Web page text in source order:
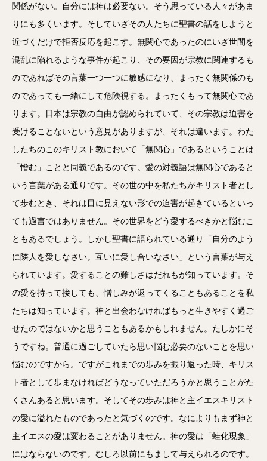
関係がない。自分には神は必要ない。そう思っている人々があま
りにも多くいます。そしていざその人たちに聖書の話をしようと
近づくだけで拒否反応を起こす。無関心であったのにいざ世間を
混乱に陥れるような事件が起こり、その要因が宗教に関連するも
のであればその言葉一つ一つに敏感になり、まったく無関係のも
のであっても一緒にして危険視する。まったくもって無関心であ
ります。日本は宗教の自由が認められていて、その宗教は迫害を
受けることないという意見がありますが、それは違います。わた
したちのこのキリスト教において「無関心」であるということは
「憎む」ことと同義であるのです。愛の対義語は無関心であると
いう言葉がある通りです。その世の中を私たちがキリスト者とし
て歩むとき、それは目に見えない形での迫害が起きているといっ
ても過言ではありません。その世界をどう愛するべきかと悩むこ
ともあるでしょう。しかし聖書に語られている通り「自分のよう
に隣人を愛しなさい。互いに愛し合いなさい」という言葉が与え
られています。愛することの難しさはだれもが知っています。そ
の愛を持って接しても、憎しみが返ってくることもあることを私
たちは知っています。神と出会わなければもっと生きやすく過ご
せたのではないかと思うこともあるかもしれません。たしかにそ
うですね。普通に過ごしていたら思い悩む必要のないことを思い
悩むのですから。ですがこれまでの歩みを振り返った時、キリス
ト者として歩まなければどうなっていただろうかと思うことがた
くさんあると思います。そしてその歩みは神と主イエスキリスト
の愛に溢れたものであったと気づくのです。なによりもまず神と
主イエスの愛は変わることがありません。神の愛は「蛙化現象」
にはならないのです。むしろ以前にもまして与えられるのです。